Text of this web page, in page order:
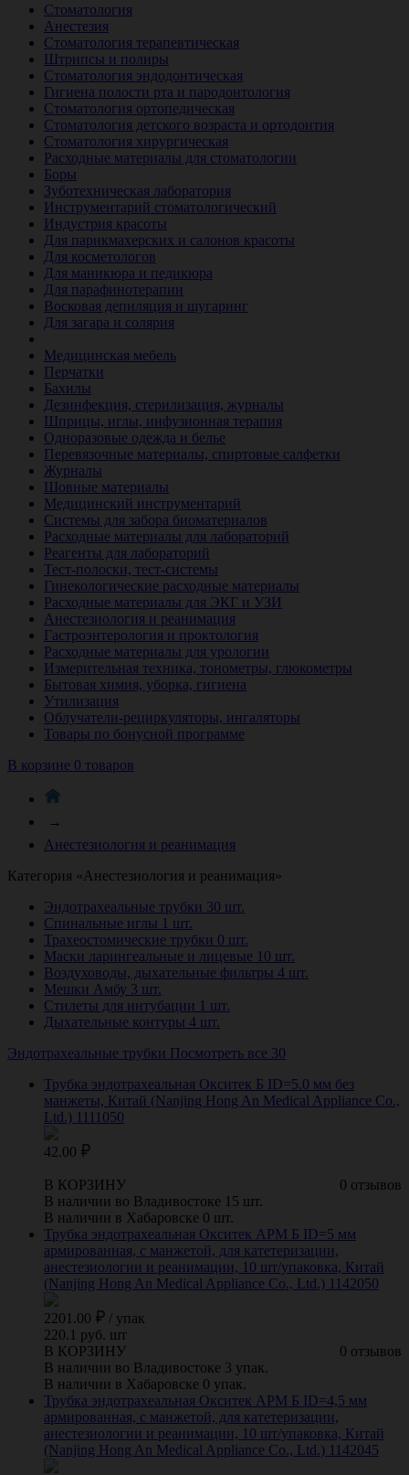
Стоматология
Анестезия
Стоматология терапевтическая
Штрипсы и полиры
Стоматология эндодонтическая
Гигиена полости рта и пародонтология
Стоматология ортопедическая
Стоматология детского возраста и ортодонтия
Стоматология хирургическая
Расходные материалы для стоматологии
Боры
Зуботехническая лаборатория
Инструментарий стоматологический
Индустрия красоты
Для парикмахерских и салонов красоты
Для косметологов
Для маникюра и педикюра
Для парафинотерапии
Восковая депиляция и шугаринг
Для загара и солярия
Медицинская мебель
Перчатки
Бахилы
Дезинфекция, стерилизация, журналы
Шприцы, иглы, инфузионная терапия
Одноразовые одежда и белье
Перевязочные материалы, спиртовые салфетки
Журналы
Шовные материалы
Медицинский инструментарий
Системы для забора биоматериалов
Расходные материалы для лабораторий
Реагенты для лабораторий
Тест-полоски, тест-системы
Гинекологические расходные материалы
Расходные материалы для ЭКГ и УЗИ
Анестезиология и реанимация
Гастроэнтерология и проктология
Расходные материалы для урологии
Измерительная техника, тонометры, глюкометры
Бытовая химия, уборка, гигиена
Утилизация
Облучатели-рециркуляторы, ингаляторы
Товары по бонусной программе
В корзине 0 товаров
→
Анестезиология и реанимация
Категория «Анестезиология и реанимация»
Эндотрахеальные трубки 30 шт.
Спинальные иглы 1 шт.
Трахеостомические трубки 0 шт.
Маски ларингеальные и лицевые 10 шт.
Воздуховоды, дыхательные фильтры 4 шт.
Мешки Амбу 3 шт.
Стилеты для интубации 1 шт.
Дыхательные контуры 4 шт.
Эндотрахеальные трубки Посмотреть все 30
Трубка эндотрахеальная Окситек Б ID=5.0 мм без
манжеты, Китай (Nanjing Hong An Medical Appliance Co.,
Ltd.) 1111050
42.00
0 отзывов
В КОРЗИНУ
В наличии во Владивостоке 15 шт.
В наличии в Хабаровске 0 шт.
Трубка эндотрахеальная Окситек АРМ Б ID=5 мм
армированная, с манжетой, для катетеризации,
анестезиологии и реанимации, 10 шт/упаковка, Китай
(Nanjing Hong An Medical Appliance Co., Ltd.) 1142050
2201.00 / упак
220.1 руб. шт
0 отзывов
В КОРЗИНУ
В наличии во Владивостоке 3 упак.
В наличии в Хабаровске 0 упак.
Трубка эндотрахеальная Окситек АРМ Б ID=4,5 мм
армированная, с манжетой, для катетеризации,
анестезиологии и реанимации, 10 шт/упаковка, Китай
(Nanjing Hong An Medical Appliance Co., Ltd.) 1142045